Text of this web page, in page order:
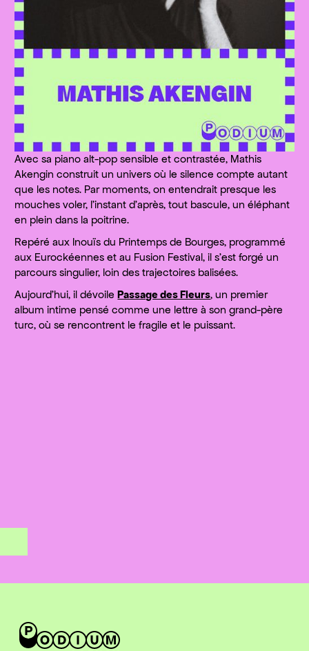
Avec sa piano alt-pop sensible et contrastée, Mathis
Akengin construit un univers où le silence compte autant
que les notes. Par moments, on entendrait presque les
mouches voler, l’instant d’après, tout bascule, un éléphant
en plein dans la poitrine.
Repéré aux Inouïs du Printemps de Bourges, programmé
aux Eurockéennes et au Fusion Festival, il s’est forgé un
parcours singulier, loin des trajectoires balisées.
Aujourd’hui, il dévoilePassage des Fleurs, un premier
album intime pensé comme une lettre à son grand-père
turc, où se rencontrent le fragile et le puissant.